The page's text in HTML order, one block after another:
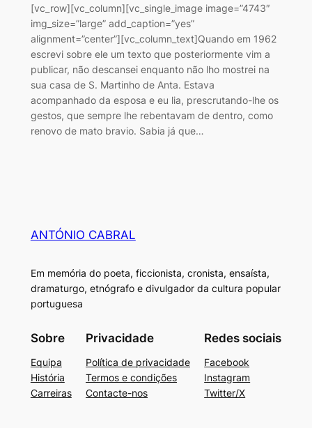
[vc_row][vc_column][vc_single_image image=”4743″
img_size=”large” add_caption=”yes”
alignment=”center”][vc_column_text]Quando em 1962
escrevi sobre ele um texto que posteriormente vim a
publicar, não descansei enquanto não lho mostrei na
sua casa de S. Martinho de Anta. Estava
acompanhado da esposa e eu lia, prescrutando-lhe os
gestos, que sempre lhe rebentavam de dentro, como
renovo de mato bravio. Sabia já que…
ANTÓNIO CABRAL
Em memória do poeta, ficcionista, cronista, ensaísta,
dramaturgo, etnógrafo e divulgador da cultura popular
portuguesa
Sobre
Equipa
História
Carreiras
Privacidade
Política de privacidade
Termos e condições
Contacte-nos
Redes sociais
Facebook
Instagram
Twitter/X